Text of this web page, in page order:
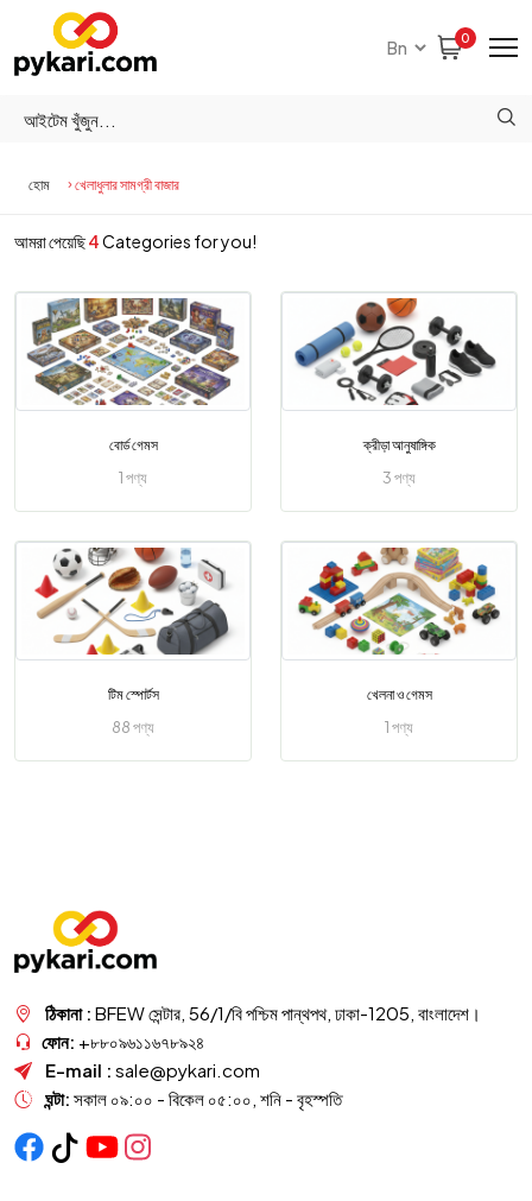
0
হোম খেলাধুলার সামগ্রী বাজার
আমরা পেয়েছি4Categories for you!
বোর্ড গেমস
1 পণ্য
ক্রীড়া আনুষাঙ্গিক
3 পণ্য
টিম স্পোর্টস
88 পণ্য
খেলনা ও গেমস
1 পণ্য
ঠিকানা : BFEW সেন্টার, 56/1/বি পশ্চিম পান্থপথ, ঢাকা-1205, বাংলাদেশ।
ফোন: +৮৮০৯৬১১৬৭৮৯২৪
E-mail : sale@pykari.com
ঘন্টা: সকাল ০৯:০০ - বিকেল ০৫:০০, শনি - বৃহস্পতি